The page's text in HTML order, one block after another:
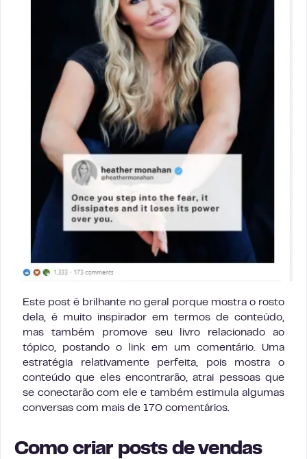
Este post é brilhante no geral porque mostra o rosto
dela, é muito inspirador em termos de conteúdo,
mas também promove seu livro relacionado ao
tópico, postando o link em um comentário. Uma
estratégia relativamente perfeita, pois mostra o
conteúdo que eles encontrarão, atrai pessoas que
se conectarão com ele e também estimula algumas
conversas com mais de 170 comentários.
Como criar posts de vendas